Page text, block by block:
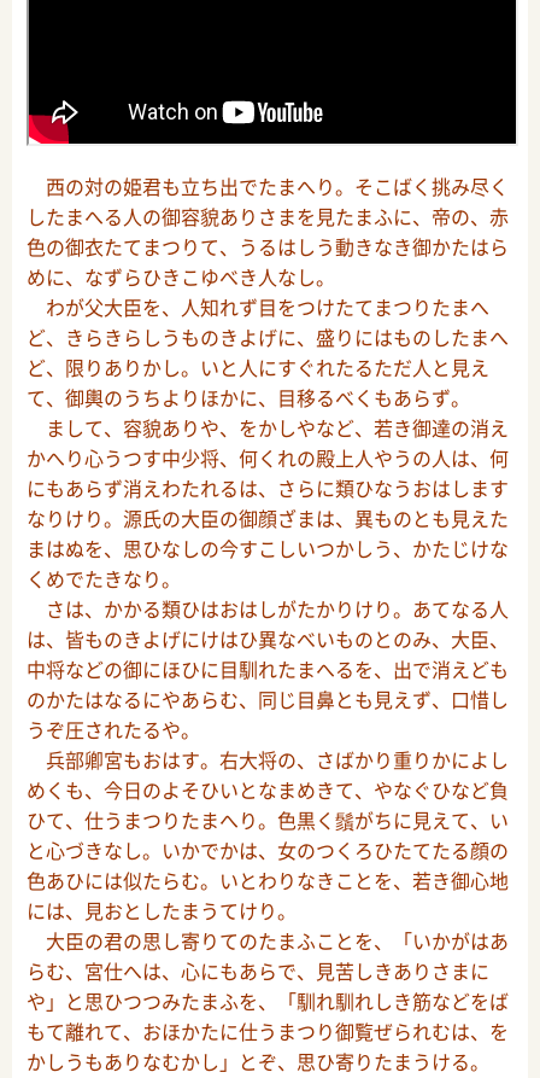
西の対の姫君も立ち出でたまへり。そこばく挑み尽く
したまへる人の御容貌ありさまを見たまふに、帝の、赤
色の御衣たてまつりて、うるはしう動きなき御かたはら
めに、なずらひきこゆべき人なし。
わが父大臣を、人知れず目をつけたてまつりたまへ
ど、きらきらしうものきよげに、盛りにはものしたまへ
ど、限りありかし。いと人にすぐれたるただ人と見え
て、御輿のうちよりほかに、目移るべくもあらず。
まして、容貌ありや、をかしやなど、若き御達の消え
かへり心うつす中少将、何くれの殿上人やうの人は、何
にもあらず消えわたれるは、さらに類ひなうおはします
なりけり。源氏の大臣の御顔ざまは、異ものとも見えた
まはぬを、思ひなしの今すこしいつかしう、かたじけな
くめでたきなり。
さは、かかる類ひはおはしがたかりけり。あてなる人
は、皆ものきよげにけはひ異なべいものとのみ、大臣、
中将などの御にほひに目馴れたまへるを、出で消えども
のかたはなるにやあらむ、同じ目鼻とも見えず、口惜し
うぞ圧されたるや。
兵部卿宮もおはす。右大将の、さばかり重りかによし
めくも、今日のよそひいとなまめきて、やなぐひなど負
ひて、仕うまつりたまへり。色黒く鬚がちに見えて、い
と心づきなし。いかでかは、女のつくろひたてたる顔の
色あひには似たらむ。いとわりなきことを、若き御心地
には、見おとしたまうてけり。
大臣の君の思し寄りてのたまふことを、「いかがはあ
らむ、宮仕へは、心にもあらで、見苦しきありさまに
や」と思ひつつみたまふを、「馴れ馴れしき筋などをば
もて離れて、おほかたに仕うまつり御覧ぜられむは、を
かしうもありなむかし」とぞ、思ひ寄りたまうける。